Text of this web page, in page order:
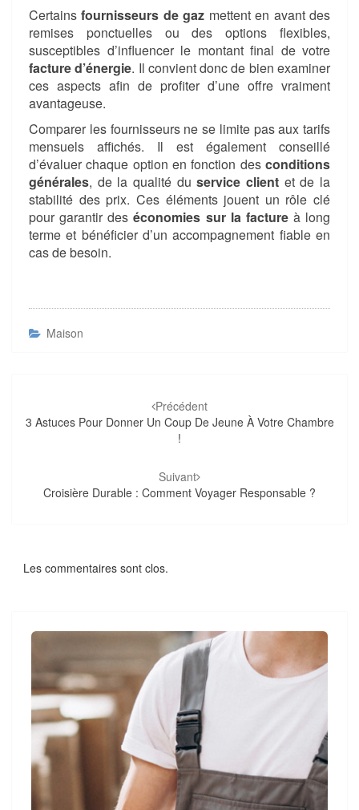
Certainsfournisseurs de gaz mettent en avant des
remises ponctuelles ou des options flexibles,
susceptibles d’influencer le montant final de votre
facture d’énergie. Il convient donc de bien examiner
ces aspects afin de profiter d’une offre vraiment
avantageuse.
Comparer les fournisseurs ne se limite pas aux tarifs
mensuels affichés. Il est également conseillé
d’évaluer chaque option en fonction des conditions
générales, de la qualité duservice client et de la
stabilité des prix. Ces éléments jouent un rôle clé
pour garantir deséconomies sur la factureà long
terme et bénéficier d’un accompagnement fiable en
cas de besoin.
Maison
d'article
Précédent
3 Astuces Pour Donner Un Coup De Jeune À Votre Chambre
!
Suivant
Croisière Durable : Comment Voyager Responsable ?
Les commentaires sont clos.